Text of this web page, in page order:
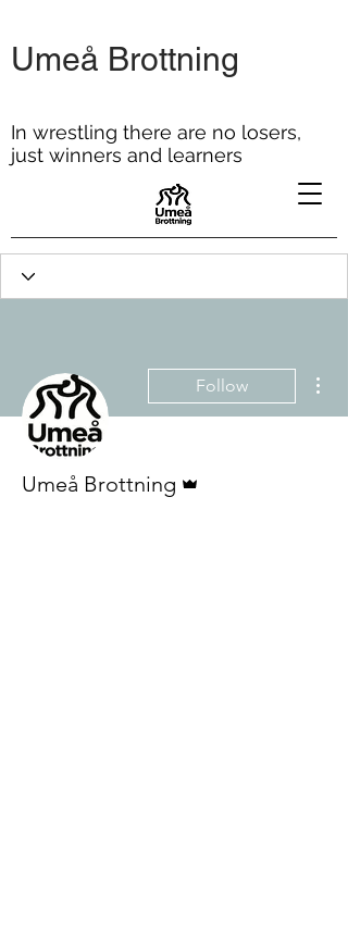
In wrestling there are no losers,
just winners and learners
Umeå Brottning
Follow
Umeå Brottning